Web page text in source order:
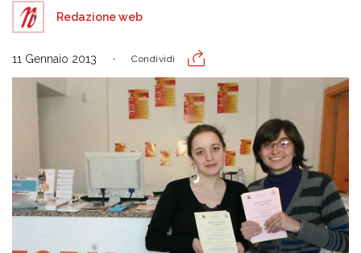
Redazione web
11 Gennaio 2013 Condividi